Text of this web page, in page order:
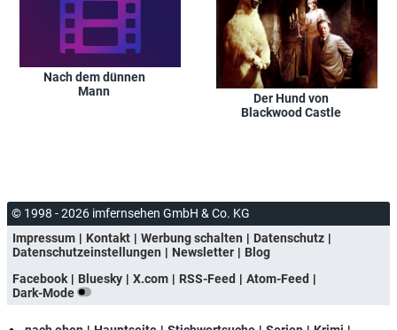
Nach dem dünnen
Mann
Der Hund von
Blackwood Castle
© 1998 - 2026 imfernsehen GmbH & Co. KG
Impressum
Kontakt Werbung schalten
Datenschutz
Datenschutzeinstellungen
Newsletter
Blog
Facebook
Bluesky X.com RSS-Feed
Atom-Feed
Dark-Mode